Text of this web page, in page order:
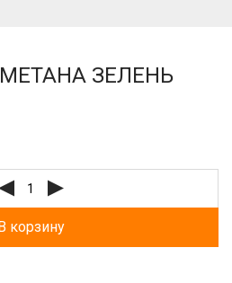
ЗЕЛЕНЬ
корзину